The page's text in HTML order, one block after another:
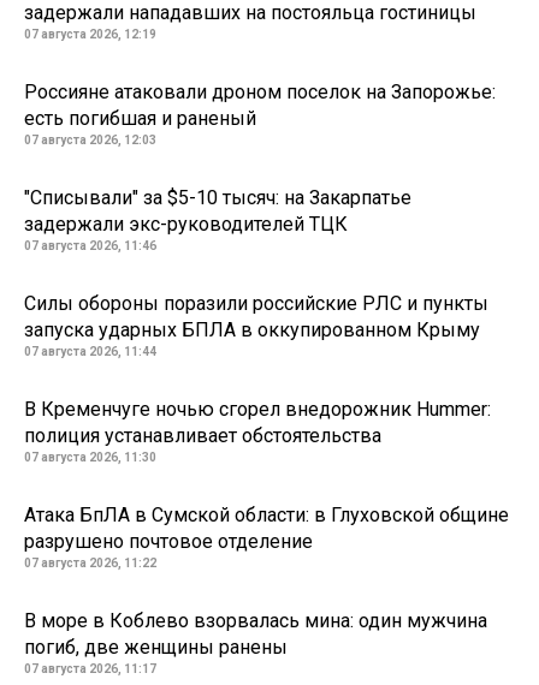
задержали нападавших на постояльца гостиницы
07 августа 2026, 12:19
Россияне атаковали дроном поселок на Запорожье:
есть погибшая и раненый
07 августа 2026, 12:03
"Списывали" за $5-10 тысяч: на Закарпатье
задержали экс-руководителей ТЦК
07 августа 2026, 11:46
Силы обороны поразили российские РЛС и пункты
запуска ударных БПЛА в оккупированном Крыму
07 августа 2026, 11:44
В Кременчуге ночью сгорел внедорожник Hummer:
полиция устанавливает обстоятельства
07 августа 2026, 11:30
Атака БпЛА в Сумской области: в Глуховской общине
разрушено почтовое отделение
07 августа 2026, 11:22
В море в Коблево взорвалась мина: один мужчина
погиб, две женщины ранены
07 августа 2026, 11:17